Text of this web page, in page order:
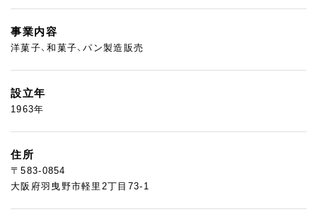
事業内容
洋菓子、和菓子、パン製造販売
設立年
1963年
住所
〒583-0854
大阪府羽曳野市軽里2丁目73-1